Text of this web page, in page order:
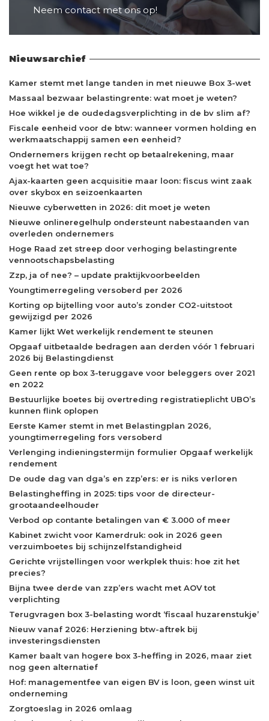
Neem contact met ons op!
Nieuwsarchief
Kamer stemt met lange tanden in met nieuwe Box 3-wet
Massaal bezwaar belastingrente: wat moet je weten?
Hoe wikkel je de oudedagsverplichting in de bv slim af?
Fiscale eenheid voor de btw: wanneer vormen holding en
werkmaatschappij samen een eenheid?
Ondernemers krijgen recht op betaalrekening, maar
voegt het wat toe?
Ajax-kaarten geen acquisitie maar loon: fiscus wint zaak
over skybox en seizoenkaarten
Nieuwe cyberwetten in 2026: dit moet je weten
Nieuwe onlineregelhulp ondersteunt nabestaanden van
overleden ondernemers
Hoge Raad zet streep door verhoging belastingrente
vennootschapsbelasting
Zzp, ja of nee? – update praktijkvoorbeelden
Youngtimerregeling versoberd per 2026
Korting op bijtelling voor auto’s zonder CO2-uitstoot
gewijzigd per 2026
Kamer lijkt Wet werkelijk rendement te steunen
Opgaaf uitbetaalde bedragen aan derden vóór 1 februari
2026 bij Belastingdienst
Geen rente op box 3-teruggave voor beleggers over 2021
en 2022
Bestuurlijke boetes bij overtreding registratieplicht UBO’s
kunnen flink oplopen
Eerste Kamer stemt in met Belastingplan 2026,
youngtimerregeling fors versoberd
Verlenging indieningstermijn formulier Opgaaf werkelijk
rendement
De oude dag van dga’s en zzp’ers: er is niks verloren
Belastingheffing in 2025: tips voor de directeur-
grootaandeelhouder
Verbod op contante betalingen van € 3.000 of meer
Kabinet zwicht voor Kamerdruk: ook in 2026 geen
verzuimboetes bij schijnzelfstandigheid
Gerichte vrijstellingen voor werkplek thuis: hoe zit het
precies?
Bijna twee derde van zzp’ers wacht met AOV tot
verplichting
Terugvragen box 3-belasting wordt ‘fiscaal huzarenstukje’
Nieuw vanaf 2026: Herziening btw-aftrek bij
investeringsdiensten
Kamer baalt van hogere box 3-heffing in 2026, maar ziet
nog geen alternatief
Hof: managementfee van eigen BV is loon, geen winst uit
onderneming
Zorgtoeslag in 2026 omlaag